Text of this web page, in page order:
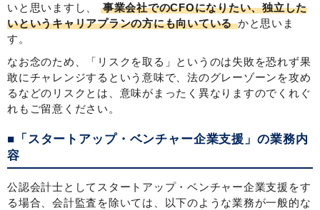
いと思いますし、
事業会社でのCFOになりたい、独立した
いというキャリアプランの方にも向いているかと思いま
す。
なお念のため、「リスクを取る」というのは失敗を恐れず果
敢にチャレンジするという意味で、法のグレーゾーンを攻め
るなどのリスクとは、意味がまったく異なりますのでくれぐ
れもご留意ください。
■「スタートアップ・ベンチャー企業支援」の業務内
容
公認会計士としてスタートアップ・ベンチャー企業支援をす
る場合、会計監査を除いては、以下のような業務が一般的な